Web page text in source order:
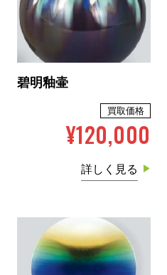
碧明釉壷
買取価格
¥120,000
詳しく見る